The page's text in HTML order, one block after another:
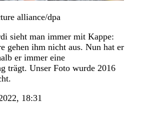
alliance/dpa
sieht man immer mit Kappe:
gehen ihm nicht aus. Nun hat er
er immer eine
trägt. Unser Foto wurde 2016
18:31